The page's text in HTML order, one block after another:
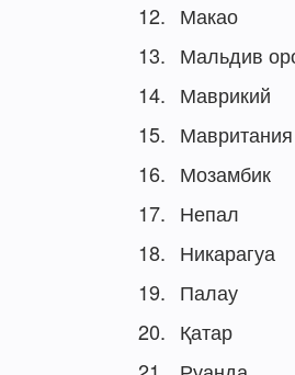
Макао
Мальдив
Маврикий
Мавритания
Мозамбик
Непал
Никарагуа
Палау
Қатар